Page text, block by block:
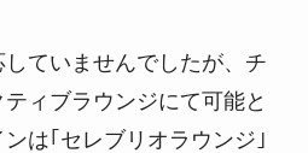
ていませんでしたが、チ
ィブラウンジにて可能と
は｢セレブリオラウンジ｣